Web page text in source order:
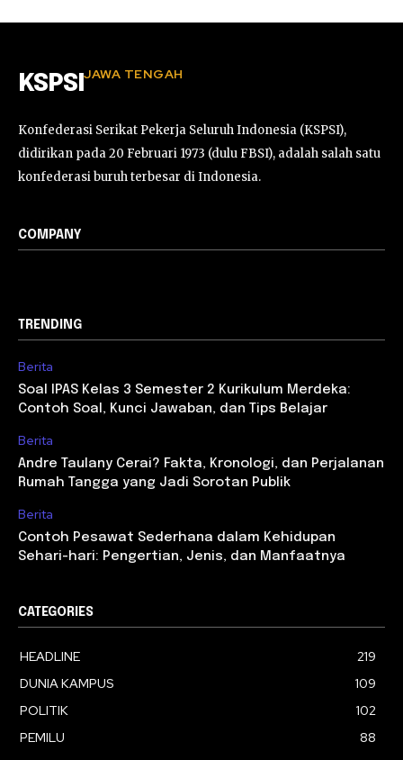
KSPSI JAWA TENGAH
Konfederasi Serikat Pekerja Seluruh Indonesia (KSPSI),
didirikan pada 20 Februari 1973 (dulu FBSI), adalah salah satu
konfederasi buruh terbesar di Indonesia.
COMPANY
TRENDING
Berita
Soal IPAS Kelas 3 Semester 2 Kurikulum Merdeka:
Contoh Soal, Kunci Jawaban, dan Tips Belajar
Berita
Andre Taulany Cerai? Fakta, Kronologi, dan Perjalanan
Rumah Tangga yang Jadi Sorotan Publik
Berita
Contoh Pesawat Sederhana dalam Kehidupan
Sehari-hari: Pengertian, Jenis, dan Manfaatnya
CATEGORIES
HEADLINE
219
DUNIA KAMPUS
109
POLITIK
102
PEMILU
88